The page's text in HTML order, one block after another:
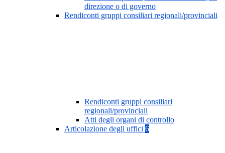
direzione o di governo
Rendiconti gruppi consiliari regionali/provinciali
Rendiconti gruppi consiliari
regionali/provinciali
Atti degli organi di controllo
Articolazione degli uffici 6